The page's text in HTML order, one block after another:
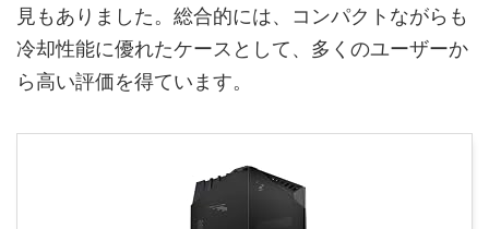
見もありました。総合的には、コンパクトながらも
冷却性能に優れたケースとして、多くのユーザーか
ら高い評価を得ています。